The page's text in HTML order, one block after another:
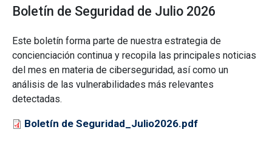
Boletín de Seguridad de Julio 2026
Este boletín forma parte de nuestra estrategia de
concienciación continua y recopila las principales noticias
del mes en materia de ciberseguridad, así como un
análisis de las vulnerabilidades más relevantes
detectadas.
Documento
Boletín de Seguridad_Julio2026.pdf